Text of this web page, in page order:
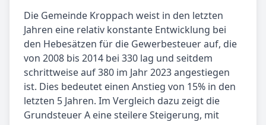
Die Gemeinde Kroppach weist in den letzten
Jahren eine relativ konstante Entwicklung bei
den Hebesätzen für die Gewerbesteuer auf, die
von 2008 bis 2014 bei 330 lag und seitdem
schrittweise auf 380 im Jahr 2023 angestiegen
ist. Dies bedeutet einen Anstieg von 15% in den
letzten 5 Jahren. Im Vergleich dazu zeigt die
Grundsteuer A eine steilere Steigerung, mit